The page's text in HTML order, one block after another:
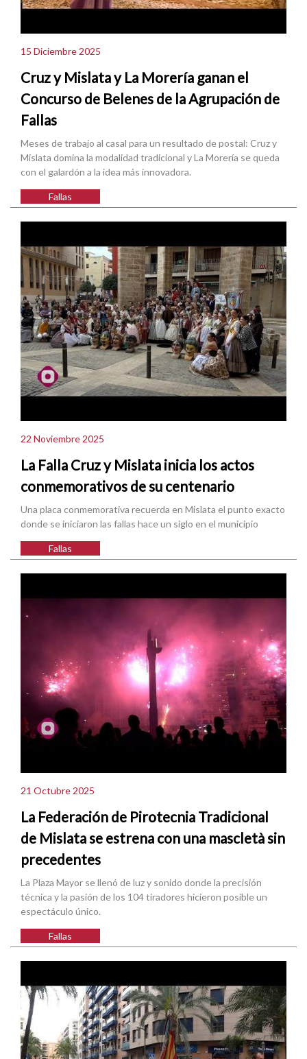
15 Diciembre 2025
Cruz y Mislata y La Morería ganan el
Concurso de Belenes de la Agrupación de
Fallas
Meses de trabajo al casal para un resultado de postal: Cruz y
Mislata domina la modalidad tradicional y La Morería se queda
con el galardón a la idea más innovadora.
Fallas
22 Noviembre 2025
La Falla Cruz y Mislata inicia los actos
conmemorativos de su centenario
Una placa conmemorativa recuerda en Mislata el punto exacto
donde se iniciaron las fallas hace un siglo en el municipio
Fallas
21 Octubre 2025
La Federación de Pirotecnia Tradicional
de Mislata se estrena con una mascletà sin
precedentes
La Plaza Mayor se llenó de luz y sonido donde la precisión
técnica y la pasión de los 104 tiradores hicieron posible un
espectáculo único.
Fallas